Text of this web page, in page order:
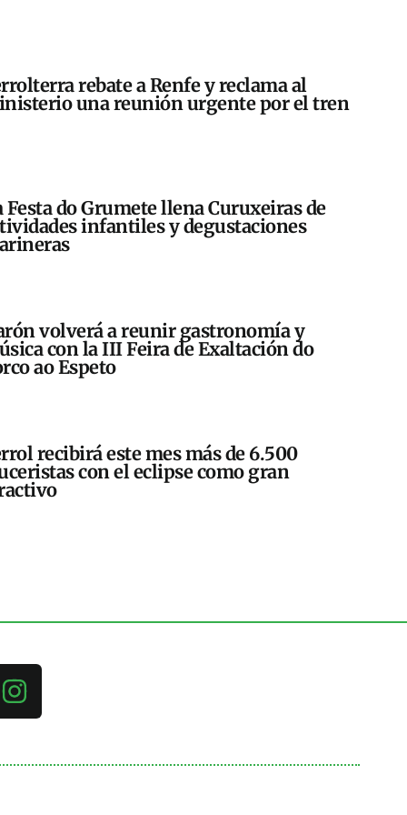
rebate a Renfe y reclama al
una reunión urgente por el tren
Festa do Grumete llena Curuxeiras de
infantiles y degustaciones
volverá a reunir gastronomía y
con la III Feira de Exaltación do
ao Espeto
recibirá este mes más de 6.500
con el eclipse como gran